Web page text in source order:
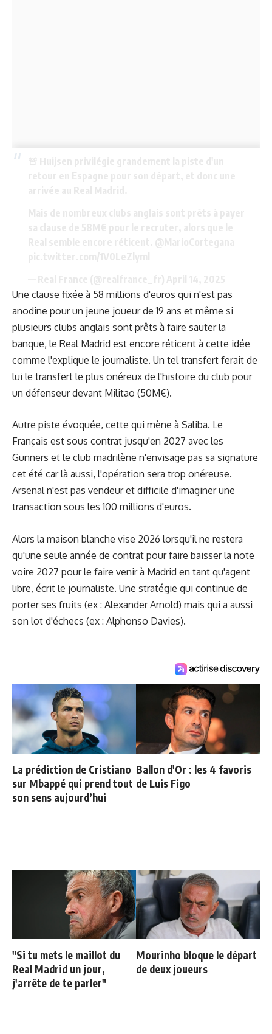
Une clause fixée à 58 millions d'euros qui n'est pas
anodine pour un jeune joueur de 19 ans et même si
plusieurs clubs anglais sont prêts à faire sauter la
banque, le Real Madrid est encore réticent à cette idée
comme l'explique le journaliste. Un tel transfert ferait de
lui le transfert le plus onéreux de l'histoire du club pour
un défenseur devant Militao (50M€).
Autre piste évoquée, cette qui mène à Saliba. Le
Français est sous contrat jusqu'en 2027 avec les
Gunners et le club madrilène n'envisage pas sa signature
cet été car là aussi, l'opération sera trop onéreuse.
Arsenal n'est pas vendeur et difficile d'imaginer une
transaction sous les 100 millions d'euros.
Alors la maison blanche vise 2026 lorsqu'il ne restera
qu'une seule année de contrat pour faire baisser la note
voire 2027 pour le faire venir à Madrid en tant qu'agent
libre, écrit le journaliste. Une stratégie qui continue de
porter ses fruits (ex : Alexander Arnold) mais qui a aussi
son lot d'échecs (ex : Alphonso Davies).
La prédiction de Cristiano
sur Mbappé qui prend tout
son sens aujourd’hui
Ballon d'Or : les 4 favoris
de Luis Figo
"Si tu mets le maillot du
Real Madrid un jour,
j'arrête de te parler"
Mourinho bloque le départ
de deux joueurs